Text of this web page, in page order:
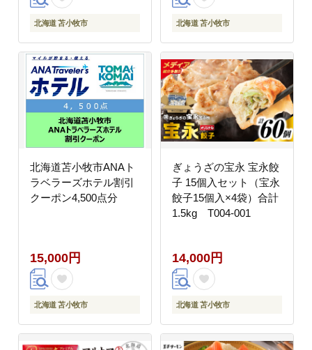
北海道 苫小牧市 北海道 苫小牧市
北海道苫小牧市ANAト
ラベラーズホテル割引
クーポン4,500点分
15,000円
北海道 苫小牧市
ぎょうざの宝永 宝永餃
子 15個入セット（宝永
餃子15個入×4袋）合計
1.5kg T004-001
14,000円
北海道 苫小牧市